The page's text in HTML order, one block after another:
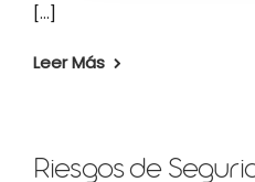
[...]
Leer Más
Riesgos de